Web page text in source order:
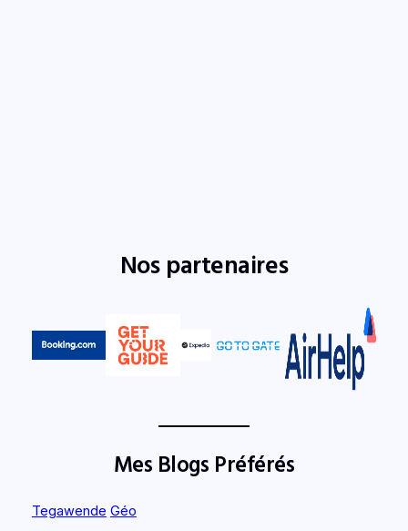
Nos partenaires
Mes Blogs Préférés
Tegawende Géo